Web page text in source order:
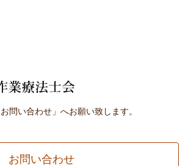
問い合わせ」へお願い致します。
お問い合わせ